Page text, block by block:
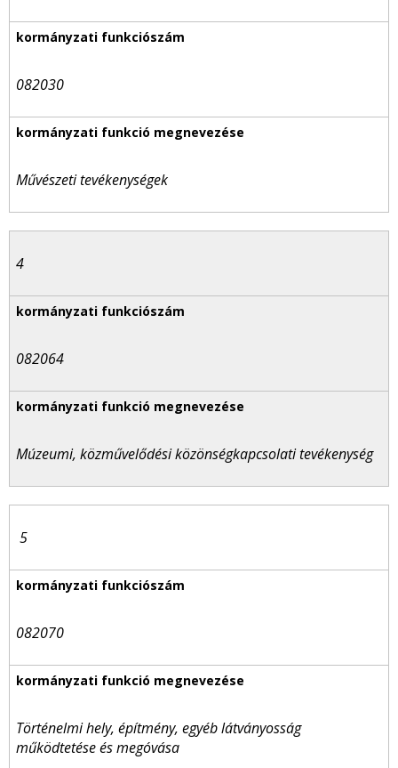
082030
Művészeti tevékenységek
4
082064
Múzeumi, közművelődési közönségkapcsolati tevékenység
5
082070
Történelmi hely, építmény, egyéb látványosság
működtetése és megóvása